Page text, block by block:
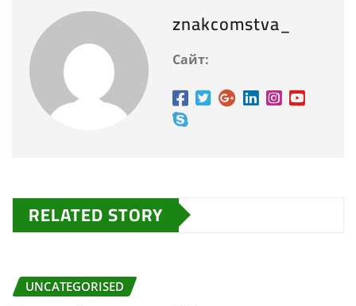
znakcomstva_
Сайт:
RELATED STORY
UNCATEGORISED